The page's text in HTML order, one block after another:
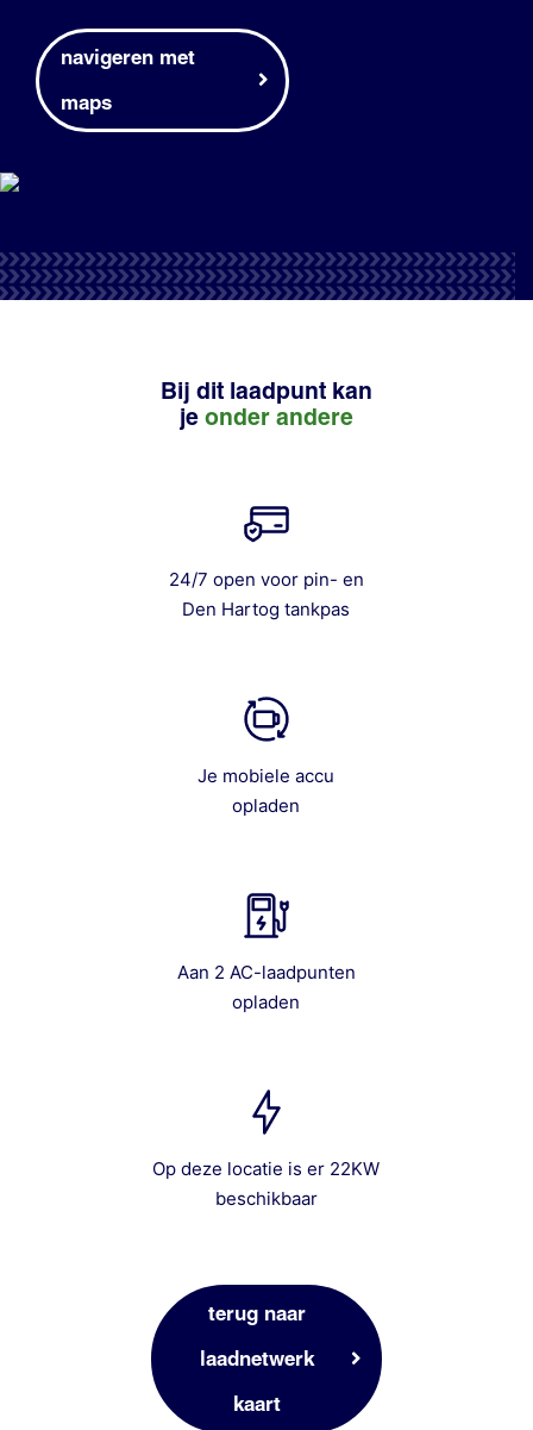
navigeren met
maps
Bij dit laadpunt kan
je onder andere
24/7 open voor pin- en
Den Hartog tankpas
Je mobiele accu
opladen
Aan 2 AC-laadpunten
opladen
Op deze locatie is er 22KW
beschikbaar
terug naar
laadnetwerk
kaart